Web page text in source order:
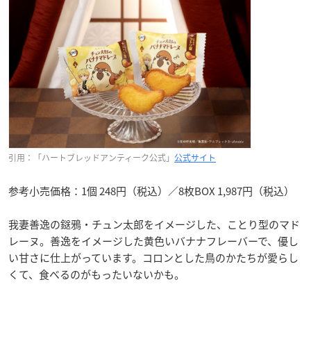
引用：「ハートブレッドアンティーク公式」 公式サイト
参考小売価格：1個 248円（税込）／8枚BOX 1,987円（税込）
我妻善逸の鎹鴉・チュン太郎をイメージした、ことり型のマド
レーヌ。善逸をイメージした黄色いバナナフレーバーで、優し
い甘さに仕上がっています。コロンとした鳥のかたちが愛らし
くて、食べるのがもったいないかも。